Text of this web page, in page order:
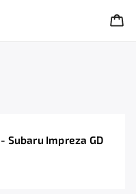
Subaru Impreza GD